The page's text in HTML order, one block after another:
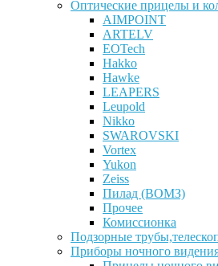
Оптические прицелы и
AIMPOINT
ARTELV
EOTech
Hakko
Hawke
LEAPERS
Leupold
Nikko
SWAROVSKI
Vortex
Yukon
Zeiss
Пилад (ВОМЗ)
Прочее
Комиссионка
Подзорные
Приборы ночного